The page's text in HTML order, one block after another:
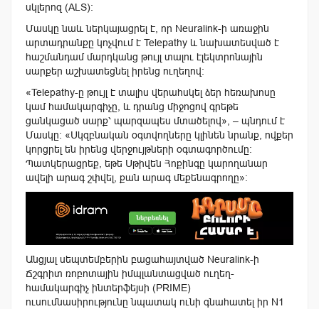
սկլերոզ (ALS):
Մասկը նաև ներկայացրել է, որ Neuralink-ի առաջին
արտադրանքը կոչվում է Telepathy և նախատեսված է
հաշմանդամ մարդկանց թույլ տալու էլեկտրոնային
սարքեր աշխատեցնել իրենց ուղեղով:
«Telepathy-ը թույլ է տալիս վերահսկել ձեր հեռախոսը
կամ համակարգիչը, և դրանց միջոցով գրեթե
ցանկացած սարք՝ պարզապես մտածելով», – պնդում է
Մասկը: «Սկզբնական օգտվողները կլինեն նրանք, ովքեր
կորցրել են իրենց վերջույթների օգտագործումը:
Պատկերացրեք, եթե Սթիվեն Հոքինգը կարողանար
ավելի արագ շփվել, քան արագ մեքենագրողը»:
Անցյալ սեպտեմբերին բացահայտված Neuralink-ի
Ճշգրիտ ռոբոտային իմպլանտացված ուղեղ-
համակարգիչ ինտերֆեյսի (PRIME)
ուսումնասիրությունը նպատակ ունի գնահատել իր N1